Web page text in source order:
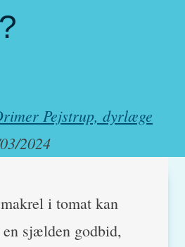
Pejstrup, dyrlæge
2024
i tomat kan
en sjælden godbid,